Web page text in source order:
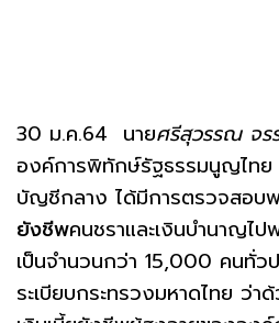
30 ม.ค.64 นายศรีสุวรรณ จร
องค์การพิทักษ์รัฐธรรมนูญไทย
บัญชีกลาง ได้มีการตรวจสอบ
ยังชีพคนชราและเงินบำนาญไ
เป็นจำนวนกว่า 15,000 คนทั่วป
ระเบียบกระทรวงมหาดไทย ว่